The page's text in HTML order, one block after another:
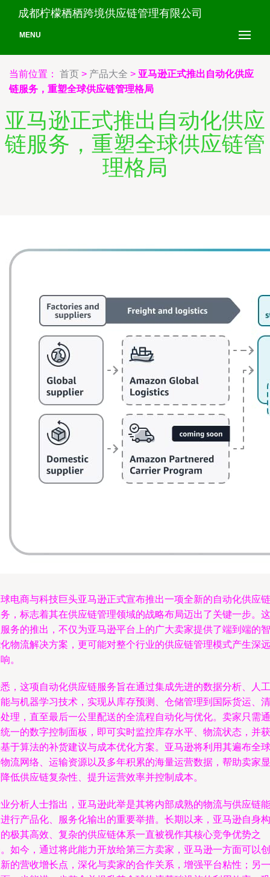
成都柠檬栖栖跨境供应链管理有限公司
MENU
当前位置： 首页 > 产品大全 > 亚马逊正式推出自动化供应
链服务，重塑全球供应链管理格局
亚马逊正式推出自动化供应
链服务，重塑全球供应链管
理格局
电商与科技巨头亚马逊正式宣布推出一项全新的自动化供应链
，标志着其在供应链管理领域的战略布局迈出了关键一步。这
务的推出，不仅为亚马逊平台上的广大卖家提供了端到端的智
物流解决方案，更可能对整个行业的供应链管理模式产生深远
。
，这项自动化供应链服务旨在通过集成先进的数据分析、人工
与机器学习技术，实现从库存预测、仓储管理到国际货运、清
理，直至最后一公里配送的全流程自动化与优化。卖家只需通
一的数字控制面板，即可实时监控库存水平、物流状态，并获
于算法的补货建议与成本优化方案。亚马逊将利用其遍布全球
流网络、运输资源以及多年积累的海量运营数据，帮助卖家显
低供应链复杂性、提升运营效率并控制成本。
分析人士指出，亚马逊此举是其将内部成熟的物流与供应链能
行产品化、服务化输出的重要举措。长期以来，亚马逊自身构
极其高效、复杂的供应链体系一直被视作其核心竞争优势之
如今，通过将此能力开放给第三方卖家，亚马逊一方面可以创
的营收增长点，深化与卖家的合作关系，增强平台粘性；另一